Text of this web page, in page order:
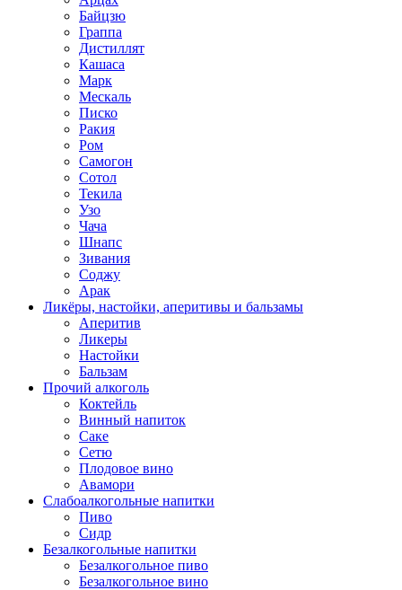
Байцзю
Граппа
Дистиллят
Кашаса
Марк
Мескаль
Писко
Ракия
Ром
Самогон
Сотол
Текила
Узо
Чача
Шнапс
Зивания
Соджу
Арак
Ликёры, настойки, аперитивы и бальзамы
Аперитив
Ликеры
Настойки
Бальзам
Прочий алкоголь
Коктейль
Винный напиток
Саке
Сетю
Плодовое вино
Авамори
Слабоалкогольные напитки
Пиво
Сидр
Безалкогольные напитки
Безалкогольное пиво
Безалкогольное вино